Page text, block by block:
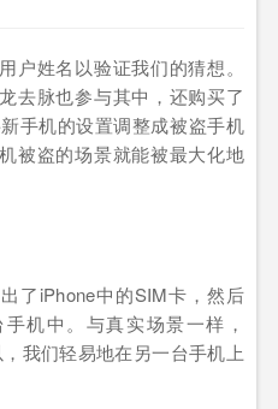
户姓名以验证我们的猜想。
去脉也参与其中，还购买了
手机的设置调整成被盗手机
被盗的场景就能被最大化地
了iPhone中的SIM卡，然后
机中。与真实场景一样，
我们轻易地在另一台手机上